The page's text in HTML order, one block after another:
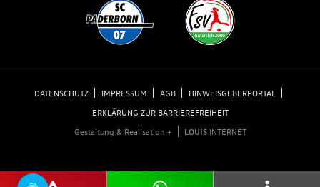
DATENSCHUTZ IMPRESSUM AGB
HINWEISGEBERPORTAL
ERKLÄRUNG ZUR BARRIEREFREIHEIT
Gestaltung & Realisation +
LOUISINTERNET